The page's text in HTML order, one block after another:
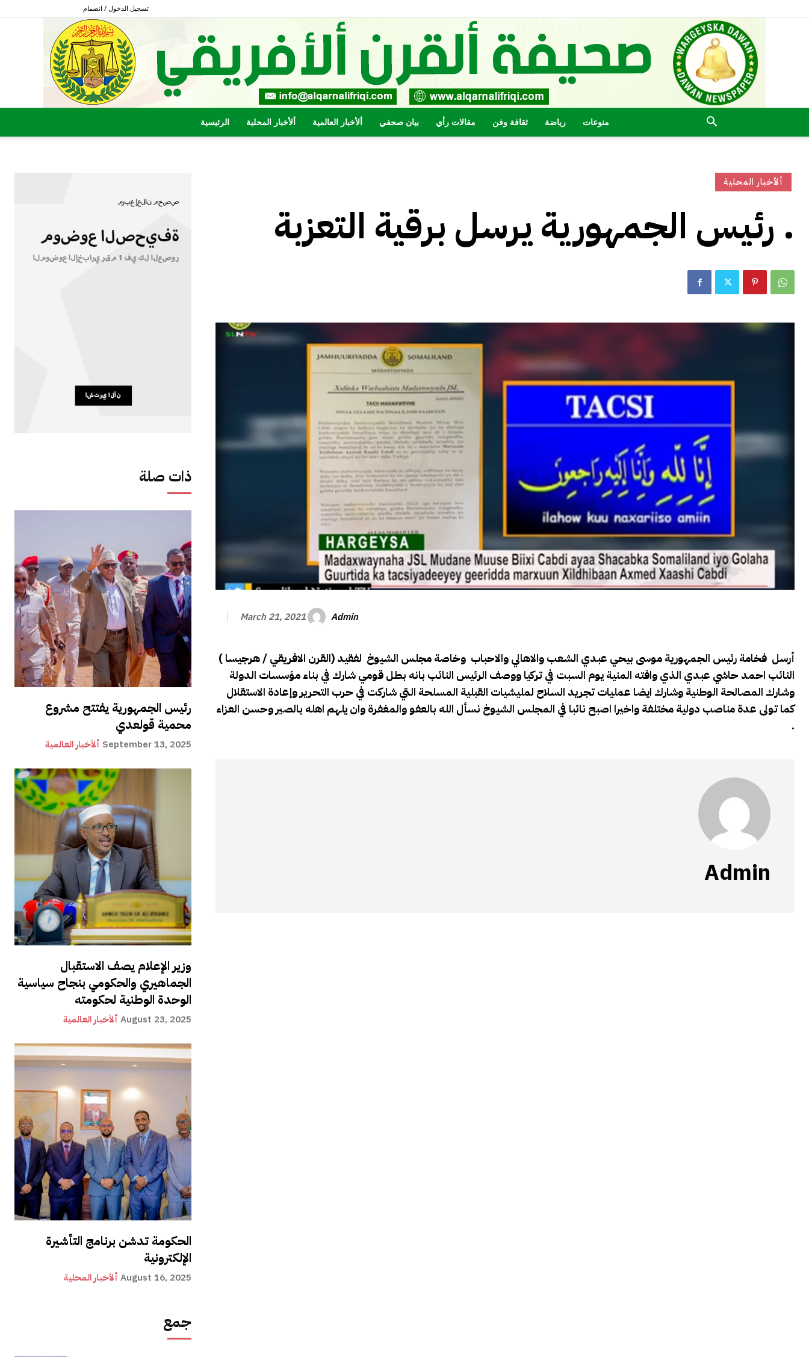
تسجيل الدخول / انضمام
القرن
الرئيسية ألأخبار المحلية ألأخبار العالمية بيان صحفي مقالات رأي ثقافة وفن رياضة منوعات
ذات صلة
رئيس الجمهورية يفتتح مشروع
محمية قولعدي
ألأخبار العالمية September 13, 2025
وزير الإعلام يصف الاستقبال
الجماهيري والحكومي بنجاح سياسية
الوحدة الوطنية لحكومته
ألأخبار العالمية August 23, 2025
الحكومة تدشن برنامج التأشيرة
الإلكترونية
ألأخبار المحلية August 16, 2025
جمع
ألأخبار المحلية
رئيس الجمهورية يرسل برقية التعزبة .
March 21, 2021 Admin
( القرن الافريقي / هرجيسا) أرسل فخامة رئيس الجمهورية موسى بيحي عبدي الشعب والاهالي والاحباب وخاصة مجلس الشيوخ لفقيد
النائب احمد حاشي عبدي الذي وافته المنية يوم السبت في تركيا ووصف الرئيس النائب بانه بطل قومي شارك في بناء مؤسسات الدولة
وشارك المصالحة الوطنية وشارك ايضا عمليات تجريد السلاح لمليشيات القبلية المسلحة التي شاركت في حرب التحرير وإعادة الاستقلال
كما تولى عدة مناصب دولية مختلفة واخيرا اصبح نائبا في المجلس الشيوخ نسأل الله بالعفو والمغفرة وان يلهم اهله بالصير وحسن العزاء
.
Admin